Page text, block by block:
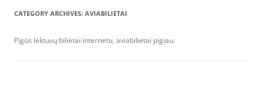
CATEGORY ARCHIVES: AVIABILIETAI
Pigūs lėktuvų bilietai internetu, aviabilietai pigiau.